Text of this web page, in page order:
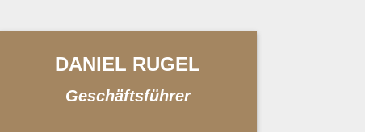
DANIEL RUGEL
Geschäftsführer